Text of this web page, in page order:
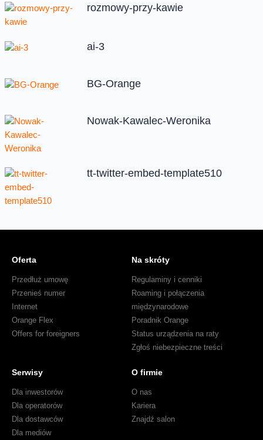
rozmowy-przy-kawie
ai-3
BG-Orange
Nowak-Kawalec-Weronika
tt-twitter-embed-template510
Oferta
Przedłuż umowę
Przenieś numer
Internet
Orange Flex
Offers for foreigners
Na skróty
Regulaminy i cenniki
Roaming i połączenia
międzynarodowe
Poradnik Orange
Status urządzenia na raty
Zgłoś niebezpieczne treści
Serwisy
Dla inwestorów
Dla operatorów
Dla dostawców
Dla mediów
O firmie
O nas
Kariera
Znajdź salon